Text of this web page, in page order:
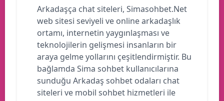
Arkadaşça chat siteleri, Simasohbet.Net
web sitesi seviyeli ve online arkadaşlık
ortamı, internetin yaygınlaşması ve
teknolojilerin gelişmesi insanların bir
araya gelme yollarını çeşitlendirmiştir. Bu
bağlamda Sima sohbet kullanıcılarına
sunduğu Arkadaş sohbet odaları chat
siteleri ve mobil sohbet hizmetleri ile